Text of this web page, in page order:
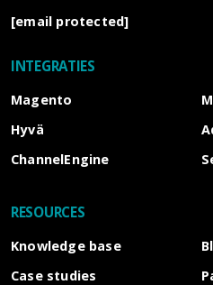
[email protected]
INTEGRATIES
Magento
Hyvä
ChannelEngine
RESOURCES
Knowledge base
Case studies